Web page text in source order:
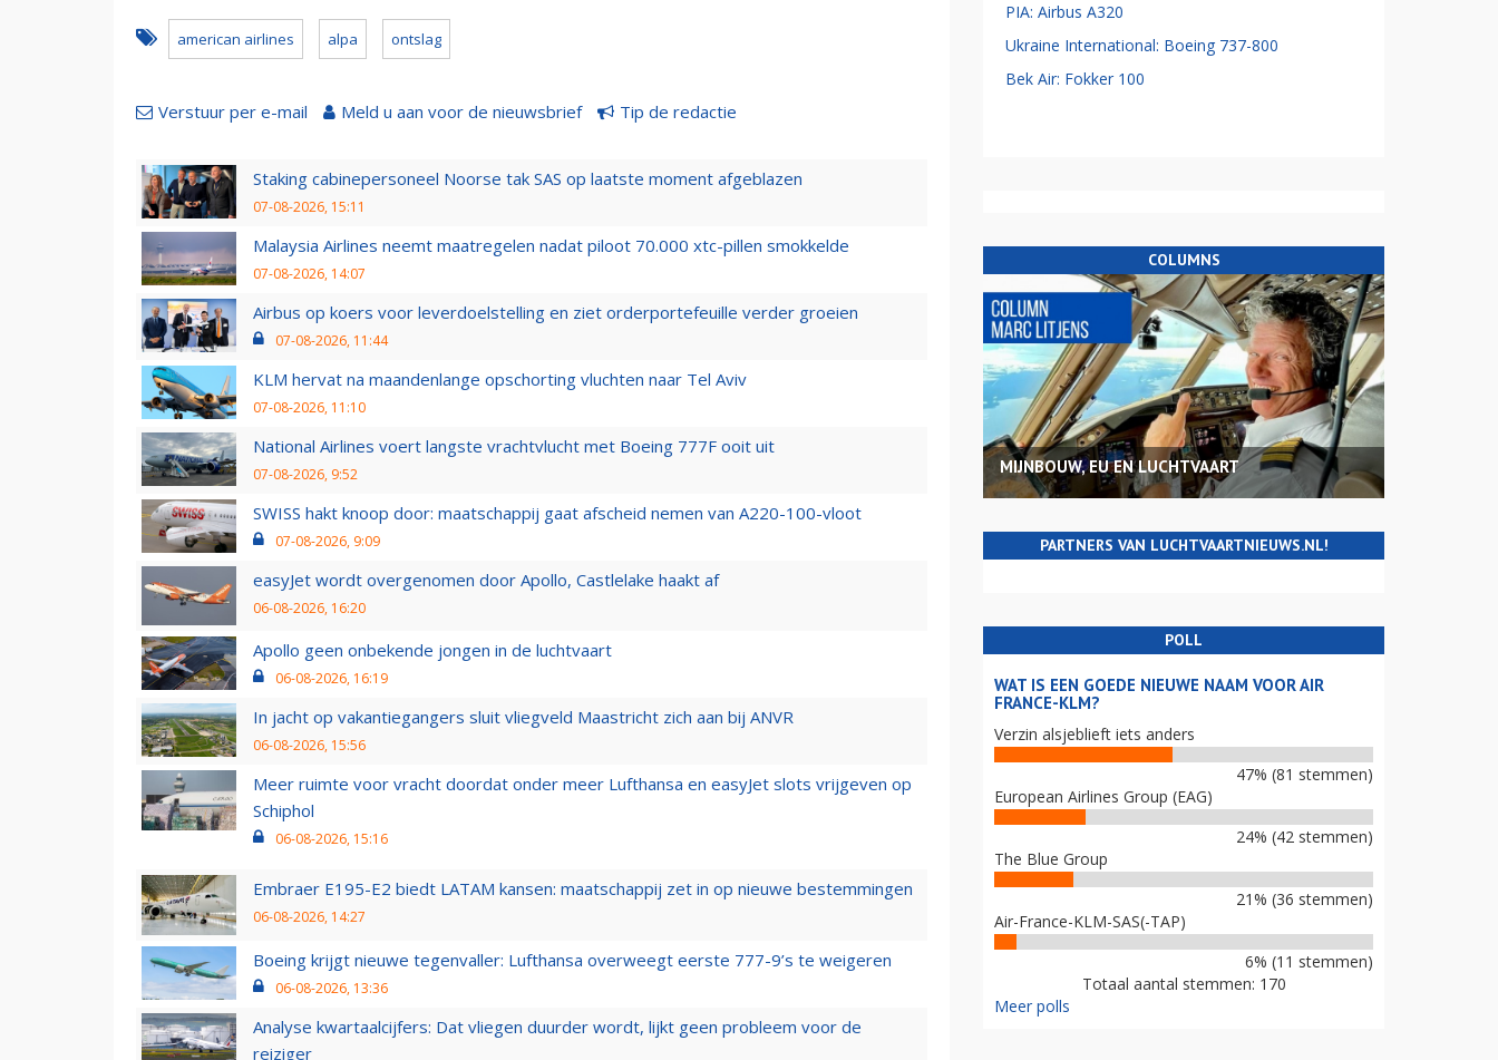
american airlines alpa ontslag
Verstuur per e-mail Meld u aan voor de nieuwsbrief Tip de redactie
Staking cabinepersoneel Noorse tak SAS op laatste moment afgeblazen
07-08-2026, 15:11
Malaysia Airlines neemt maatregelen nadat piloot 70.000 xtc-pillen smokkelde
07-08-2026, 14:07
Airbus op koers voor leverdoelstelling en ziet orderportefeuille verder groeien
07-08-2026, 11:44
KLM hervat na maandenlange opschorting vluchten naar Tel Aviv
07-08-2026, 11:10
National Airlines voert langste vrachtvlucht met Boeing 777F ooit uit
07-08-2026, 9:52
SWISS hakt knoop door: maatschappij gaat afscheid nemen van A220-100-vloot
07-08-2026, 9:09
easyJet wordt overgenomen door Apollo, Castlelake haakt af
06-08-2026, 16:20
Apollo geen onbekende jongen in de luchtvaart
06-08-2026, 16:19
In jacht op vakantiegangers sluit vliegveld Maastricht zich aan bij ANVR
06-08-2026, 15:56
Meer ruimte voor vracht doordat onder meer Lufthansa en easyJet slots vrijgeven op
Schiphol
06-08-2026, 15:16
Embraer E195-E2 biedt LATAM kansen: maatschappij zet in op nieuwe bestemmingen
06-08-2026, 14:27
Boeing krijgt nieuwe tegenvaller: Lufthansa overweegt eerste 777-9’s te weigeren
06-08-2026, 13:36
Analyse kwartaalcijfers: Dat vliegen duurder wordt, lijkt geen probleem voor de
reiziger
PIA: Airbus A320
Ukraine International: Boeing 737-800
Bek Air: Fokker 100
COLUMNS
MIJNBOUW, EU EN LUCHTVAART
PARTNERS VAN LUCHTVAARTNIEUWS.NL!
POLL
WAT IS EEN GOEDE NIEUWE NAAM VOOR AIR
FRANCE-KLM?
Verzin alsjeblieft iets anders
47% (81 stemmen)
European Airlines Group (EAG)
24% (42 stemmen)
The Blue Group
21% (36 stemmen)
Air-France-KLM-SAS(-TAP)
6% (11 stemmen)
Totaal aantal stemmen: 170
Meer polls